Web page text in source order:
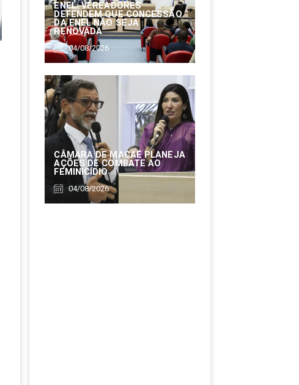
ENEL: VEREADORES
DEFENDEM QUE CONCESSÃO
DA ENEL NÃO SEJA
RENOVADA
04/08/2026
CÂMARA DE MACAÉ PLANEJA
AÇÕES DE COMBATE AO
FEMINICÍDIO
04/08/2026